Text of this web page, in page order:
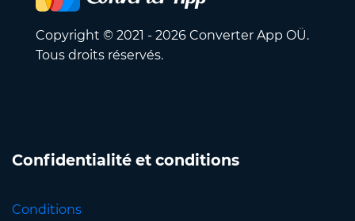
Copyright © 2021 - 2026 Converter App OÜ.
Tous droits réservés.
Confidentialité et conditions
Conditions